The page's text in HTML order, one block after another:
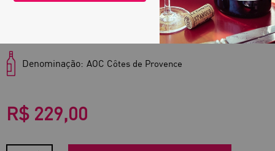
Denominação: AOC Côtes de Provence
R$ 229,00